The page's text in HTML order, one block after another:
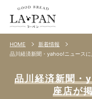
HOME
新着情報
品川経済新聞・yahoo!ニュースに
品川経済新聞・
座店が